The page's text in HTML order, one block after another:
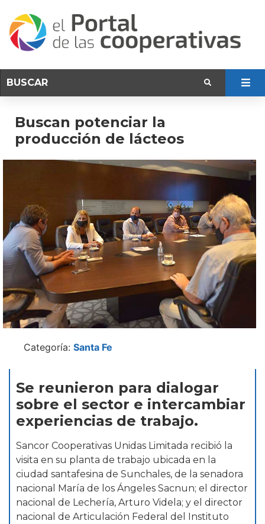
Buscan potenciar la
producción de lácteos
Categoría: Santa Fe
Se reunieron para dialogar
sobre el sector e intercambiar
experiencias de trabajo.
Sancor Cooperativas Unidas Limitada recibió la
visita en su planta de trabajo ubicada en la
ciudad santafesina de Sunchales, de la senadora
nacional María de los Ángeles Sacnun; el director
nacional de Lechería, Arturo Videla; y el director
nacional de Articulación Federal del Instituto